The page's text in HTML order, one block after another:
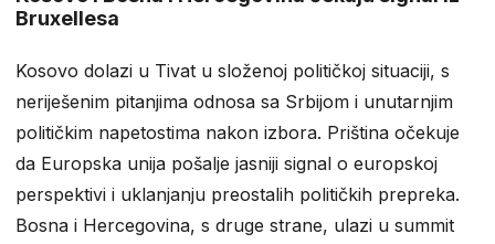
Bruxellesa
Kosovo dolazi u Tivat u složenoj političkoj situaciji, s
neriješenim pitanjima odnosa sa Srbijom i unutarnjim
političkim napetostima nakon izbora. Priština očekuje
da Europska unija pošalje jasniji signal o europskoj
perspektivi i uklanjanju preostalih političkih prepreka.
Bosna i Hercegovina, s druge strane, ulazi u summit